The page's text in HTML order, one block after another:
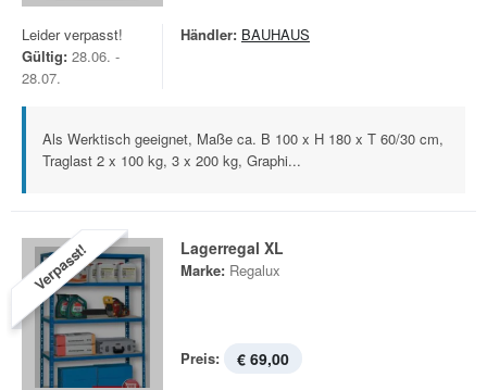
Leider verpasst!
Gültig: 28.06. -
28.07.
Händler: BAUHAUS
Als Werktisch geeignet, Maße ca. B 100 x H 180 x T 60/30 cm,
Traglast 2 x 100 kg, 3 x 200 kg, Graphi...
Verpasst! Lagerregal XL
Marke: Regalux
Preis: € 69,00